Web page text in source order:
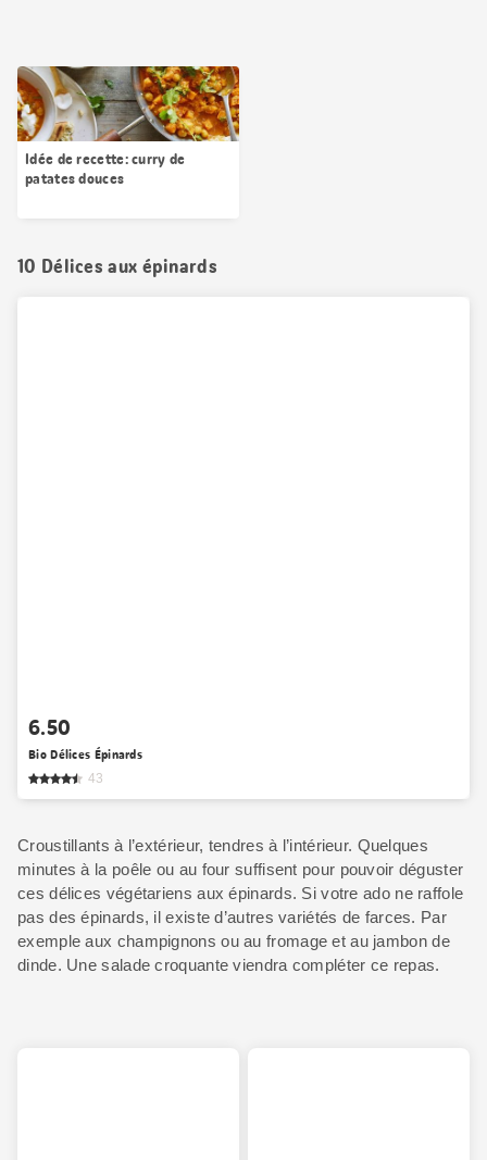
Idée de recette: curry de
patates douces
10 Délices aux épinards
6.50
Bio Délices Épinards
43
Croustillants à l’extérieur, tendres à l’intérieur. Quelques
minutes à la poêle ou au four suffisent pour pouvoir déguster
ces délices végétariens aux épinards. Si votre ado ne raffole
pas des épinards, il existe d’autres variétés de farces. Par
exemple aux champignons ou au fromage et au jambon de
dinde. Une salade croquante viendra compléter ce repas.